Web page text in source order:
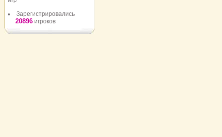
Зарегистрировались
20896 игроков